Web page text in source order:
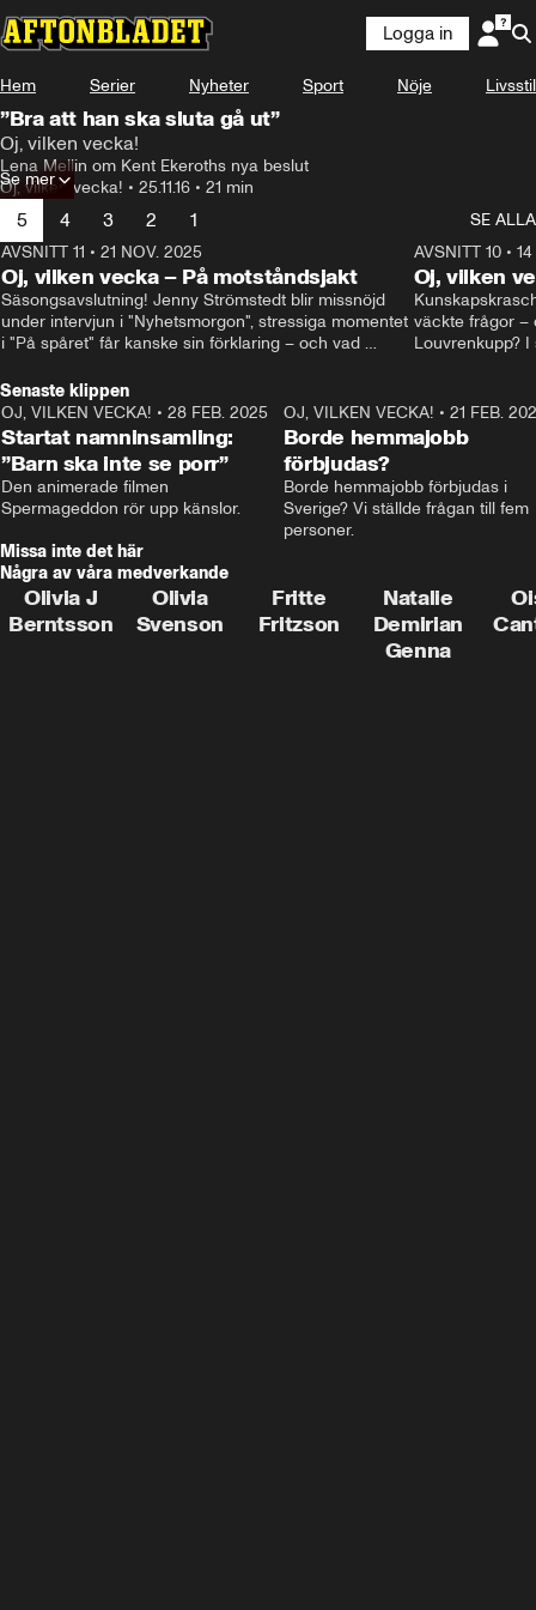
Logga in
Hem Serier Nyheter Sport Nöje Livsstil
”Bra att han ska sluta gå ut”
Oj, vilken vecka!
Lena Mellin om Kent Ekeroths nya beslut
Oj, vilken vecka! • 25.11.16 • 21 min
Se mer
5 4 3 2 1
SE ALLA
AVSNITT 11 • 21 NOV. 2025
Oj, vilken vecka – På motståndsjakt
Säsongsavslutning! Jenny Strömstedt blir missnöjd
under intervjun i "Nyhetsmorgon", stressiga momentet
i "På spåret" får kanske sin förklaring – och vad
Cantwell och Karin Pettersson.
AVSNITT 10•
Oj, vilken
väckte frågor –
Louvrenkupp?
Senaste klippen
2:40
OJ, VILKEN VECKA! • 28 FEB. 2025
Startat namninsamling:
”Barn ska inte se porr”
Den animerade filmen
Spermageddon rör upp känslor.
OJ, VILKEN VECKA! • 21 FEB.
Borde hemmajobb
förbjudas?
Borde hemmajobb förbjudas i
Sverige? Vi ställde frågan till fem
personer.
Missa inte det här
Några av våra medverkande
Olivia J
Berntsson
Olivia
Svenson
Fritte
Fritzson
Natalie
Demirian
Genna